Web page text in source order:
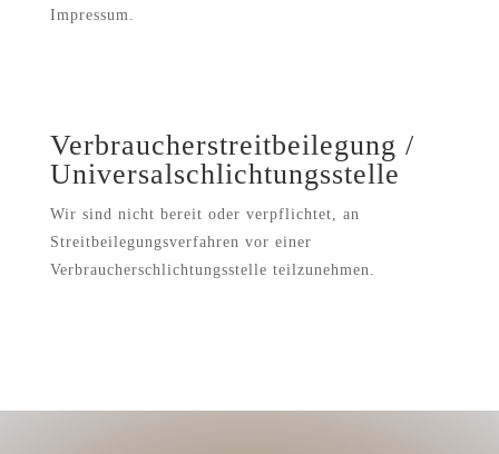
Impressum.
Verbraucher­streit­beilegung /
Universal­schlichtungs­stelle
Wir sind nicht bereit oder verpflichtet, an
Streitbeilegungsverfahren vor einer
Verbraucherschlichtungsstelle teilzunehmen.